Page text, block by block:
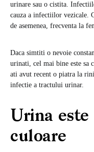
urinare sau o cistita.
cauza a infectiilor vezicale.
de asemenea, frecventa la
Daca simtiti o nevoie
urinati, cel mai bine este sa
ati avut recent o piatra la
infectie a tractului urinar.
Urina
culoare